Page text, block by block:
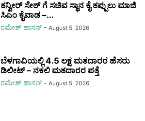
ತನ್ವೀರ್ ಸೇಠ್ ಗೆ ಸಚಿವ ಸ್ಥಾನ ಕೈ ತಪ್ಪುಲು ಮಾಜಿ
ಸಿಎಂ ಕೈವಾಡ –...
ರಮೇಶ್‌ ಹಾಸನ್‌ - August 5, 2026
ಬೆಳಗಾವಿಯಲ್ಲಿ 4.5 ಲಕ್ಷ ಮತದಾರರ ಹೆಸರು
ಡಿಲೀಟ್ – ನಕಲಿ ಮತದಾರರ ಪತ್ತೆ
ರಮೇಶ್‌ ಹಾಸನ್‌ - August 5, 2026